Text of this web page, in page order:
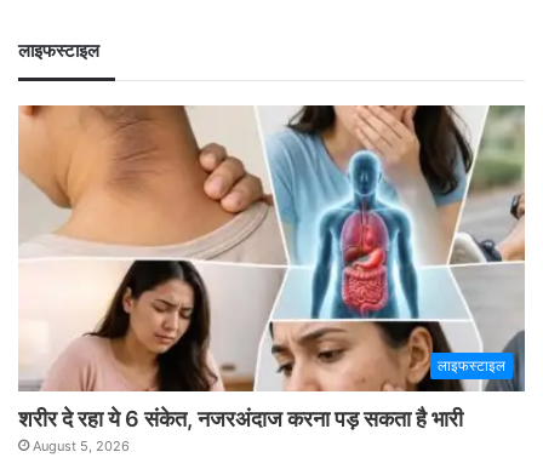
लाइफस्टाइल
लाइफस्टाइल
शरीर दे रहा ये 6 संकेत, नजरअंदाज करना पड़ सकता है भारी
August 5, 2026